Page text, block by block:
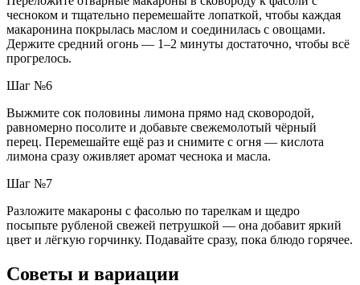
чесноком и тщательно перемешайте лопаткой, чтобы каждая
макаронина покрылась маслом и соединилась с овощами.
Держите средний огонь — 1–2 минуты достаточно, чтобы всё
прогрелось.
Шаг №6
Выжмите сок половины лимона прямо над сковородой,
равномерно посолите и добавьте свежемолотый чёрный
перец. Перемешайте ещё раз и снимите с огня — кислота
лимона сразу оживляет аромат чеснока и масла.
Шаг №7
Разложите макароны с фасолью по тарелкам и щедро
посыпьте рубленой свежей петрушкой — она добавит яркий
цвет и лёгкую горчинку. Подавайте сразу, пока блюдо горячее.
Советы и вариации